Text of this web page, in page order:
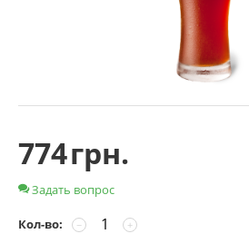
774грн.
Задать вопрос
Кол-во: +
−